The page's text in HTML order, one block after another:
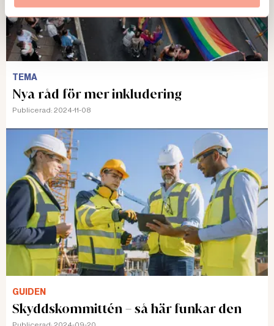
TEMA
Nya råd för mer inkludering
Publicerad: 2024-11-08
GUIDEN
Skyddskommittén – så här funkar den